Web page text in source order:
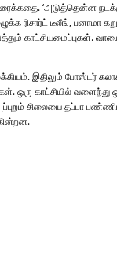
‘அடுத்தென்ன
ரிசார்ட் டீலீங், பனாமா
காட்சியமைப்புகள்.
இதிலும் போஸ்டர்
காட்சியில் வளைந்து
சிலையை தப்பா